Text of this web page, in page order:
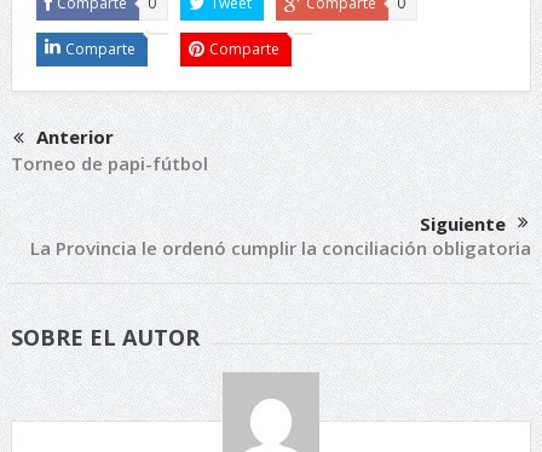
Comparte Comparte
Anterior
Torneo de papi-fútbol
Siguiente
La Provincia le ordenó cumplir la conciliación obligatoria
SOBRE EL AUTOR